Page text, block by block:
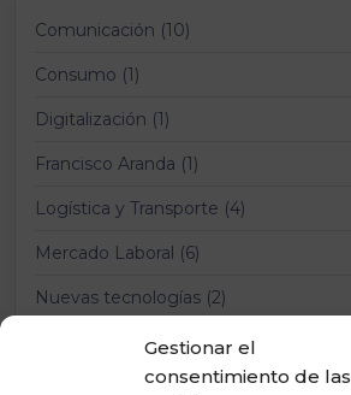
Gestionar el
consentimiento de las
Comunicación (10)
Consumo (1)
Digitalización (1)
Francisco Aranda (1)
Logística y Transporte (4)
Mercado Laboral (6)
Nuevas tecnologías (2)
Prevención Riesgos Laborales (12)
Relaciones laborales (11)